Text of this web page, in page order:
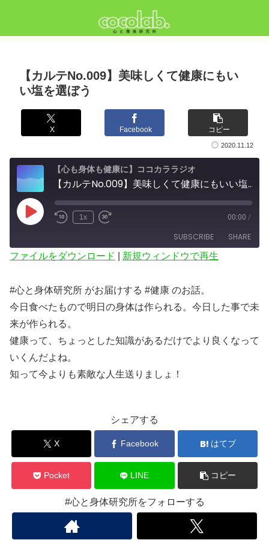
【カルテNo.009】美味しくて健康にもい
い塩を選ぼう
X Facebook コピー
2020.11.12
【心も身体も健康に】ココカララジオ
【カルテNo.009】美味しくて健康にもいい塩を選ぼう
Play
Episode
1x 00:00 /
SUBSCRIBE SHARE
LINK
EMBED
ファイルをダウンロード 新規ウィンドウで再生
#心と身体研究所 がお届けする #健康 のお話。
今日食べたもので明日の身体は作られる。今日した事で未
来が作られる。
健康って、ちょっとした知識があるだけでより良くなって
いくんだよね。
知って今よりも素敵な人生送りましょ！
シェアする
X Facebook はてブ
Pocket LINE コピー
#心と身体研究所をフォローする